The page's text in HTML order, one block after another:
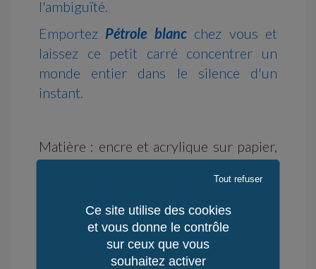
l'ambiguïté.
Emportez Pétrole blancchez vous et
laissez ce petit carré concentrer un
monde entier dans le silence d'un
instant.
Matière : encre et acrylique sur papier,
Disponibilité : en stock
Délai d'Expédition : 14 jours
Ce site utilise des cookies
et vous donne le contrôle
sur ceux que vous
souhaitez activer
Tout refuser